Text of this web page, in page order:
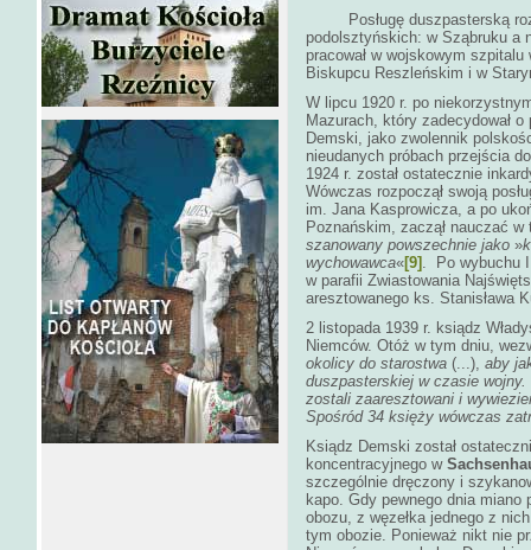
Posługę duszpasterską
podolsztyńskich: w Sząbruku a
pracował w wojskowym
Biskupcu Reszleńskim i w
W lipcu 1920 r. po
Mazurach, który zadecydował
Demski, jako zwolennik
nieudanych próbach przejścia
1924 r. został ostatecznie
Wówczas rozpoczął swoją
im. Jana Kasprowicza, a po
Poznańskim, zaczął nauczać
szanowany powszechnie jako »
wychowawca«[9] . Po wybuchu
w parafii Zwiastowania
aresztowanego ks. Stanisława
2 listopada 1939 r. ksiądz
Niemców. Otóż w tym dniu,
okolicy do starostwa (...), aby
duszpasterskiej w czasie wojny.
zostali zaaresztowani i
Spośród 34 księży wówczas
Ksiądz Demski został
koncentracyjnego w
szczególnie dręczony i
kapo. Gdy pewnego dnia miano
obozu, z węzełka jednego z
tym obozie. Ponieważ nikt nie